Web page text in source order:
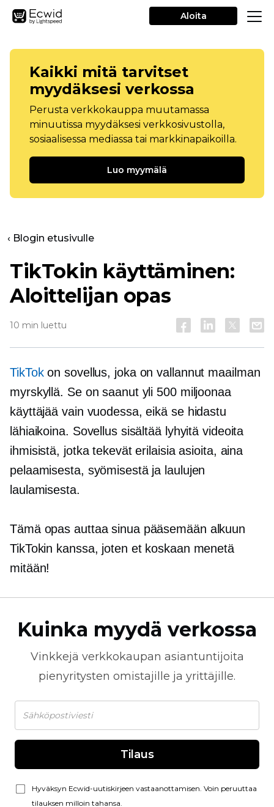
Aloita
Kaikki mitä tarvitset
myydäksesi verkossa
Perusta verkkokauppa muutamassa
minuutissa myydäksesi verkkosivustolla,
sosiaalisessa mediassa tai markkinapaikoilla.
Luo myymälä
‹ Blogin etusivulle
TikTokin käyttäminen:
Aloittelijan opas
10 min luettu
TikTokon sovellus, joka on vallannut maailman
myrskyllä. Se on saanut yli 500 miljoonaa
käyttäjää vain vuodessa, eikä se hidastu
lähiaikoina. Sovellus sisältää lyhyitä videoita
ihmisistä, jotka tekevät erilaisia ​​asioita, aina
pelaamisesta, syömisestä ja laulujen
laulamisesta.
Tämä opas auttaa sinua pääsemään alkuun
TikTokin kanssa, joten et koskaan menetä
mitään!
Kuinka myydä verkossa
Vinkkejä verkkokaupan asiantuntijoita
pienyritysten omistajille ja yrittäjille.
Tilaus
Hyväksyn Ecwid-uutiskirjeen vastaanottamisen. Voin peruuttaa
tilauksen milloin tahansa.